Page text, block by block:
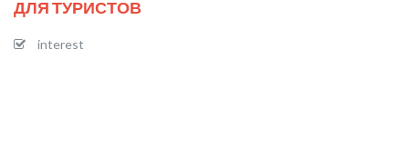
ДЛЯ ТУРИСТОВ
interest